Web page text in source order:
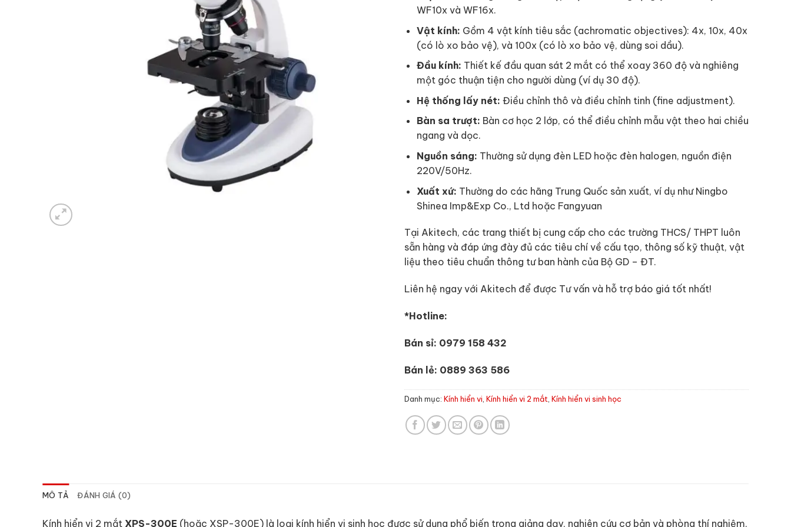
WF10x và WF16x.
Vật kính: Gồm 4 vật kính tiêu sắc (achromatic objectives): 4x, 10x, 40x
(có lò xo bảo vệ), và 100x (có lò xo bảo vệ, dùng soi dầu).
Đầu kính: Thiết kế đầu quan sát 2 mắt có thể xoay 360 độ và nghiêng
một góc thuận tiện cho người dùng (ví dụ 30 độ).
Hệ thống lấy nét: Điều chỉnh thô và điều chỉnh tinh (fine adjustment).
Bàn sa trượt: Bàn cơ học 2 lớp, có thể điều chỉnh mẫu vật theo hai chiều
ngang và dọc.
Nguồn sáng: Thường sử dụng đèn LED hoặc đèn halogen, nguồn điện
220V/50Hz.
Xuất xứ: Thường do các hãng Trung Quốc sản xuất, ví dụ như Ningbo
Shinea Imp&Exp Co., Ltd hoặc Fangyuan
Tại Akitech, các trang thiết bị cung cấp cho các trường THCS/ THPT luôn
sẵn hàng và đáp ứng đày đủ các tiêu chí về cấu tạo, thông số kỹ thuật, vật
liệu theo tiêu chuẩn thông tư ban hành của Bộ GD – ĐT.
Liên hệ ngay với Akitech để được Tư vấn và hỗ trợ báo giá tốt nhất!
*Hotline:
Bán sỉ: 0979 158 432
Bán lẻ: 0889 363 586
Danh mục: Kính hiển vi, Kính hiển vi 2 mắt, Kính hiển vi sinh học
MÔ TẢ ĐÁNH GIÁ (0)
Kính hiển vi 2 mắt XPS-300E (hoặc XSP-300E) là loại kính hiển vi sinh học được sử dụng phổ biến trong giảng dạy, nghiên cứu cơ bản và phòng thí nghiệm,